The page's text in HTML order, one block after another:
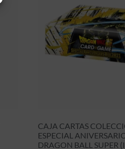
CAJA CARTAS
ESPECIAL
DRAGON BALL SUPER